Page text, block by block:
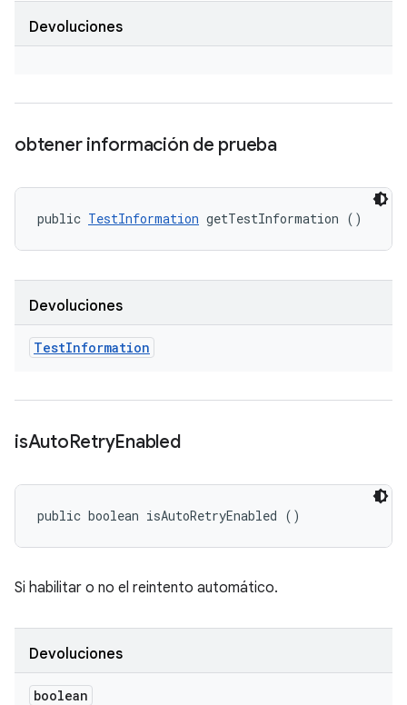
Devoluciones
obtener información de prueba
public TestInformation getTestInformation ()
Devoluciones
TestInformation
isAutoRetryEnabled
public boolean isAutoRetryEnabled ()
Si habilitar o no el reintento automático.
Devoluciones
boolean